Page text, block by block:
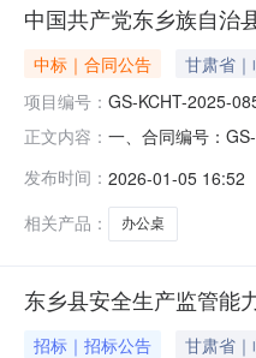
中国共产党东乡族自治
中标｜合同公告 甘肃省
项目编号： GS-KCHT-2025-
正文内容： 一、合同编号：
式：13909302149
发布时间： 2026-01-05 16:52
相关产品：
办公桌
东乡县安全生产监管能
招标｜招标公告 甘肃省